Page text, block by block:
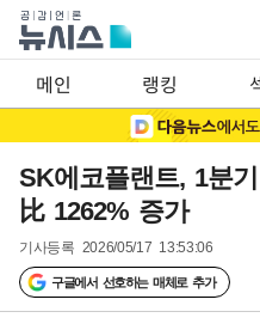
메인 랭킹
SK에코플랜트, 1분
比 1262% 증가
기사등록 2026/05/17 13:53:06
구글에서 선호하는 매체로 추가